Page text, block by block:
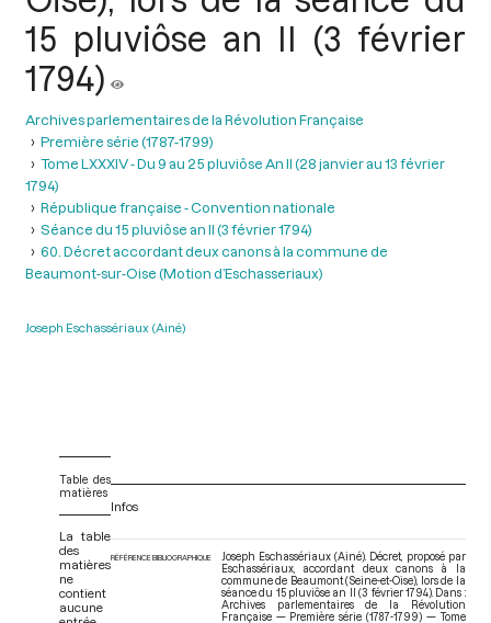
15 pluviôse an II (3 février
1794)
Archives parlementaires de la Révolution Française
Première série (1787-1799)
Tome LXXXIV - Du 9 au 25 pluviôse An II (28 janvier au 13 février
1794)
République française - Convention nationale
Séance du 15 pluviôse an II (3 février 1794)
60. Décret accordant deux canons à la commune de
Beaumont-sur-Oise (Motion d’Eschasseriaux)
Joseph Eschassériaux (Ainé)
Table des
matières
La table
des
matières
ne
contient
aucune
Infos
RÉFÉRENCE BIBLIOGRAPHIQUE
Joseph Eschassériaux (Ainé). Décret, proposé par
Eschassériaux, accordant deux canons à la
commune de Beaumont (Seine-et-Oise), lors de la
séance du 15 pluviôse an II (3 février 1794). Dans :
Archives parlementaires de la Révolution
Française — Première série (1787-1799) — Tome